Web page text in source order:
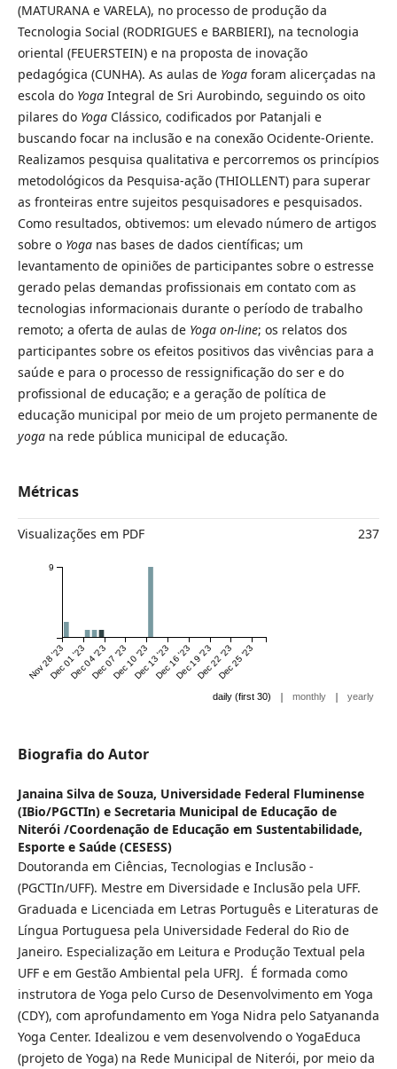
(MATURANA e VARELA), no processo de produção da
Tecnologia Social (RODRIGUES e BARBIERI), na tecnologia
oriental (FEUERSTEIN) e na proposta de inovação
pedagógica (CUNHA). As aulas de Yogaforam alicerçadas na
escola do YogaIntegral de Sri Aurobindo, seguindo os oito
pilares do Yoga Clássico, codificados por Patanjali e
buscando focar na inclusão e na conexão Ocidente-Oriente.
Realizamos pesquisa qualitativa e percorremos os princípios
metodológicos da Pesquisa-ação (THIOLLENT) para superar
as fronteiras entre sujeitos pesquisadores e pesquisados.
Como resultados, obtivemos: um elevado número de artigos
sobre o Yoganas bases de dados científicas; um
levantamento de opiniões de participantes sobre o estresse
gerado pelas demandas profissionais em contato com as
tecnologias informacionais durante o período de trabalho
remoto; a oferta de aulas de Yoga on-line; os relatos dos
participantes sobre os efeitos positivos das vivências para a
saúde e para o processo de ressignificação do ser e do
profissional de educação; e a geração de política de
educação municipal por meio de um projeto permanente de
yogana rede pública municipal de educação.
Métricas
Visualizações em PDF 237
Nov 28 '23Dec 01 '23Dec 04 '23Dec 07 '23Dec 10 '23Dec 13 '23Dec 16 '23Dec 19 '23Dec 22 '23Dec 25 '23
9
daily (first 30) | monthly | yearly
Biografia do Autor
Janaina Silva de Souza, Universidade Federal Fluminense
(IBio/PGCTIn) e Secretaria Municipal de Educação de
Niterói /Coordenação de Educação em Sustentabilidade,
Esporte e Saúde (CESESS)
Doutoranda em Ciências, Tecnologias e Inclusão -
(PGCTIn/UFF). Mestre em Diversidade e Inclusão pela UFF.
Graduada e Licenciada em Letras Português e Literaturas de
Língua Portuguesa pela Universidade Federal do Rio de
Janeiro. Especialização em Leitura e Produção Textual pela
UFF e em Gestão Ambiental pela UFRJ. É formada como
instrutora de Yoga pelo Curso de Desenvolvimento em Yoga
(CDY), com aprofundamento em Yoga Nidra pelo Satyananda
Yoga Center. Idealizou e vem desenvolvendo o YogaEduca
(projeto de Yoga) na Rede Municipal de Niterói, por meio da